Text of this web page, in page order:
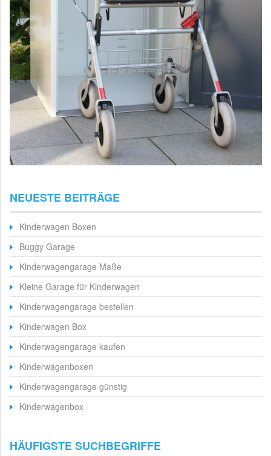
NEUESTE BEITRÄGE
Kinderwagen Boxen
Buggy Garage
Kinderwagengarage Maße
Kleine Garage für Kinderwagen
Kinderwagengarage bestellen
Kinderwagen Box
Kinderwagengarage kaufen
Kinderwagenboxen
Kinderwagengarage günstig
Kinderwagenbox
HÄUFIGSTE SUCHBEGRIFFE